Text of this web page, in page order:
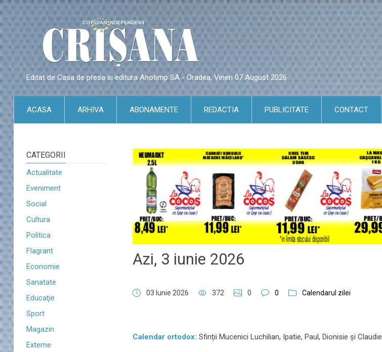
Editat de Casa de presa si editura Anotimp SA - Oradea, Vineri 07 August 2026
ACASA ARHIVA ABONAMENTE REDACTIA PUBLICITATE CONTACT
CATEGORII
Actualitate
Eveniment
Social
Cultura
Politica
Flagrant
Economie
Sanatate
Educaţie
Sport
Magazin
Externe
​​​​​​​Azi, 3 iunie 2026
03 Iunie 2026 372 0 0 Calendarul zilei
Calendar ortodox: Sfinții Mucenici Luchilian, Ipatie, Paul, Dionisie și Claudie